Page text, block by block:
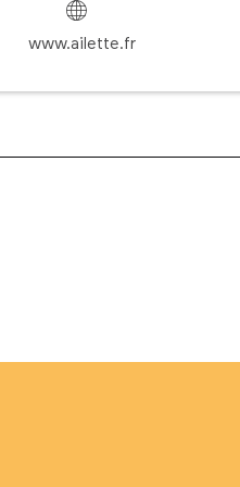
www.ailette.fr